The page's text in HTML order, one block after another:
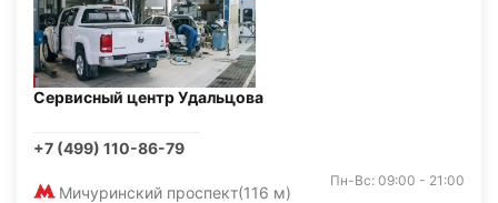
Сервисный центр Удальцова
+7 (499) 110-86-79
Мичуринский проспект(116 м)
Пн-Вс: 09:00 - 21:00